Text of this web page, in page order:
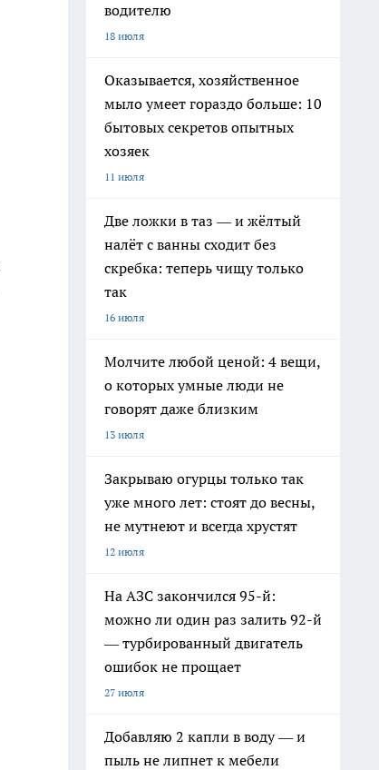
водителю
18 июля
Оказывается, хозяйственное
мыло умеет гораздо больше: 10
бытовых секретов опытных
хозяек
11 июля
Две ложки в таз — и жёлтый
налёт с ванны сходит без
скребка: теперь чищу только
так
16 июля
Молчите любой ценой: 4 вещи,
о которых умные люди не
говорят даже близким
13 июля
Закрываю огурцы только так
уже много лет: стоят до весны,
не мутнеют и всегда хрустят
12 июля
На АЗС закончился 95-й:
можно ли один раз залить 92-й
— турбированный двигатель
ошибок не прощает
27 июля
Добавляю 2 капли в воду — и
пыль не липнет к мебели